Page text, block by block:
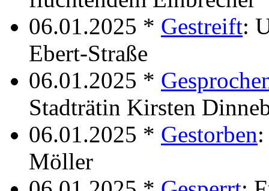
06.01.2025 * Gestreift:
Ebert-Straße
06.01.2025 *
Stadträtin Kirsten
06.01.2025 * Gestorben
Möller